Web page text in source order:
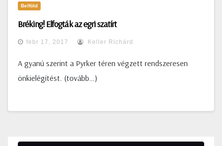
Belföld
Bréking! Elfogták az egri szatírt
febr 17, 2017 Keller Richárd
A gyanú szerint a Pyrker téren végzett rendszeresen
önkielégítést. (tovább…)